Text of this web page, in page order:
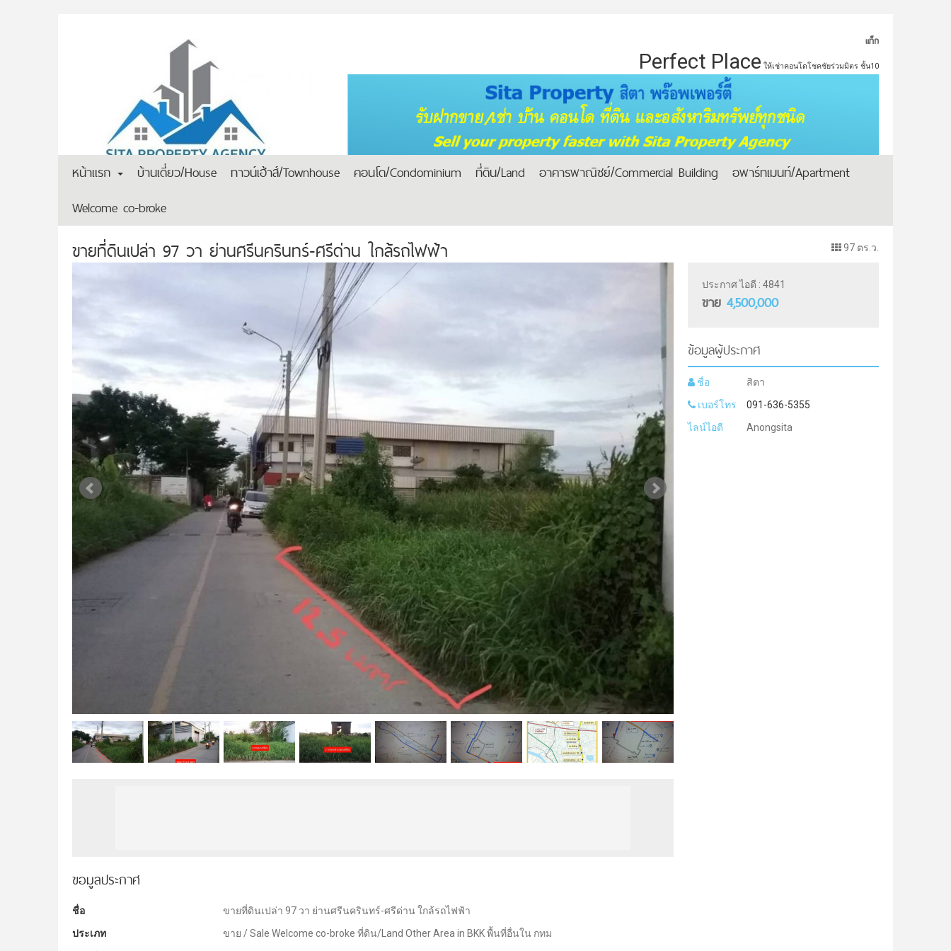
แท็ก
Perfect Place ให้เช่าคอนโดโชคชัยร่วมมิตร ชั้น10
หน้าแรก บ้านเดี่ยว/House ทาวน์เฮ้าส์/Townhouse คอนโด/Condominium ที่ดิน/Land อาคารพาณิชย์/Commercial Building
อพาร์ทเมนท์/Apartment
Welcome co-broke
ขายที่ดินเปล่า 97 วา ย่านศรีนครินทร์-ศรีด่าน ใกล้รถไฟฟ้า 97 ตร.ว.
ประกาศ ไอดี : 4841
ขาย 4,500,000
ข้อมูลผู้ประกาศ
ชื่อ
สิตา
เบอร์โทร
091-636-5355
ไลน์ไอดี
Anongsita
ขอมูลประกาศ
ชื่อ
ขายที่ดินเปล่า 97 วา ย่านศรีนครินทร์-ศรีด่าน ใกล้รถไฟฟ้า
ประเภท
ขาย / Sale Welcome co-broke ที่ดิน/Land Other Area in BKK พื้นที่อื่นใน กทม